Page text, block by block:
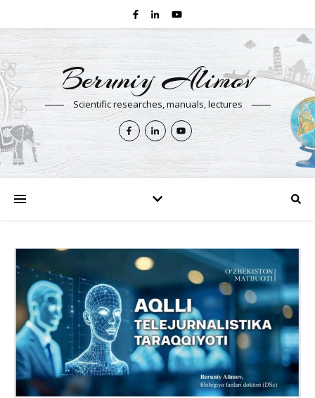
Beruniy Alimov
Scientific researches, manuals, lectures